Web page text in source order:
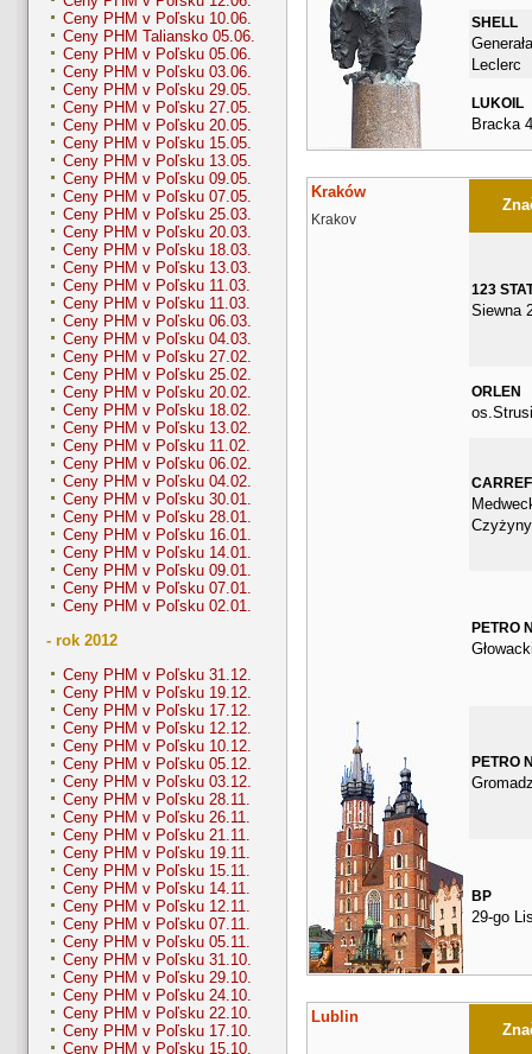
Ceny PHM v Poľsku 10.06.
Ceny PHM Taliansko 05.06.
Ceny PHM v Poľsku 05.06.
Ceny PHM v Poľsku 03.06.
Ceny PHM v Poľsku 29.05.
Ceny PHM v Poľsku 27.05.
Ceny PHM v Poľsku 20.05.
Ceny PHM v Poľsku 15.05.
Ceny PHM v Poľsku 13.05.
Ceny PHM v Poľsku 09.05.
Ceny PHM v Poľsku 07.05.
Ceny PHM v Poľsku 25.03.
Ceny PHM v Poľsku 20.03.
Ceny PHM v Poľsku 18.03.
Ceny PHM v Poľsku 13.03.
Ceny PHM v Poľsku 11.03.
Ceny PHM v Poľsku 11.03.
Ceny PHM v Poľsku 06.03.
Ceny PHM v Poľsku 04.03.
Ceny PHM v Poľsku 27.02.
Ceny PHM v Poľsku 25.02.
Ceny PHM v Poľsku 20.02.
Ceny PHM v Poľsku 18.02.
Ceny PHM v Poľsku 13.02.
Ceny PHM v Poľsku 11.02.
Ceny PHM v Poľsku 06.02.
Ceny PHM v Poľsku 04.02.
Ceny PHM v Poľsku 30.01.
Ceny PHM v Poľsku 28.01.
Ceny PHM v Poľsku 16.01.
Ceny PHM v Poľsku 14.01.
Ceny PHM v Poľsku 09.01.
Ceny PHM v Poľsku 07.01.
Ceny PHM v Poľsku 02.01.
- rok 2012
Ceny PHM v Poľsku 31.12.
Ceny PHM v Poľsku 19.12.
Ceny PHM v Poľsku 17.12.
Ceny PHM v Poľsku 12.12.
Ceny PHM v Poľsku 10.12.
Ceny PHM v Poľsku 05.12.
Ceny PHM v Poľsku 03.12.
Ceny PHM v Poľsku 28.11.
Ceny PHM v Poľsku 26.11.
Ceny PHM v Poľsku 21.11.
Ceny PHM v Poľsku 19.11.
Ceny PHM v Poľsku 15.11.
Ceny PHM v Poľsku 14.11.
Ceny PHM v Poľsku 12.11.
Ceny PHM v Poľsku 07.11.
Ceny PHM v Poľsku 05.11.
Ceny PHM v Poľsku 31.10.
Ceny PHM v Poľsku 29.10.
Ceny PHM v Poľsku 24.10.
Ceny PHM v Poľsku 22.10.
Ceny PHM v Poľsku 17.10.
Ceny PHM v Poľsku 15.10.
SHELL
Leclerc
LUKOIL
Bracka 4
Kraków
Krakov
123
Siewna
ORLEN
Czyżyny
PETRO
PETRO
BP
29-go
Lublin